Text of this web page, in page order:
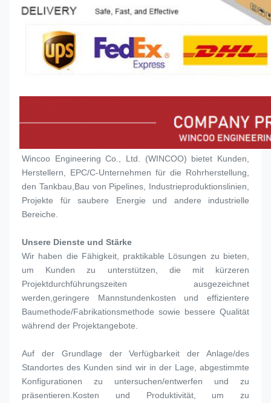
Wincoo Engineering Co., Ltd. (WINCOO) bietet Kunden,
Herstellern, EPC/C-Unternehmen für die Rohrherstellung,
den Tankbau,Bau von Pipelines, Industrieproduktionslinien,
Projekte für saubere Energie und andere industrielle
Bereiche.
Unsere Dienste und Stärke
Wir haben die Fähigkeit, praktikable Lösungen zu bieten,
um Kunden zu unterstützen, die mit kürzeren
Projektdurchführungszeiten ausgezeichnet
werden,geringere Mannstundenkosten und effizientere
Baumethode/Fabrikationsmethode sowie bessere Qualität
während der Projektangebote.
Auf der Grundlage der Verfügbarkeit der Anlage/des
Standortes des Kunden sind wir in der Lage, abgestimmte
Konfigurationen zu untersuchen/entwerfen und zu
präsentieren.Kosten und Produktivität, um zu